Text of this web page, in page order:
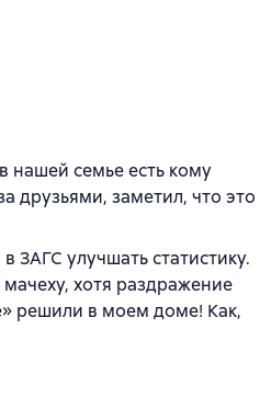
нашей семье есть кому
друзьями, заметил, что это
улучшать статистику.
хотя раздражение
решили в моем доме! Как,